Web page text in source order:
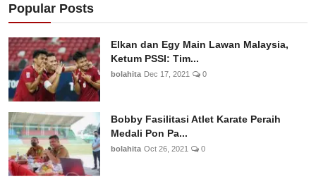
Popular Posts
Elkan dan Egy Main Lawan Malaysia,
Ketum PSSI: Tim...
bolahita Dec 17, 2021 0
Bobby Fasilitasi Atlet Karate Peraih
Medali Pon Pa...
bolahita Oct 26, 2021 0